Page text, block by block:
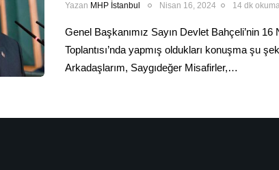
Yazan MHP İstanbul Nisan 16, 2024 14 dk
Genel Başkanımız Sayın Devlet Bahçeli’nin
Toplantısı’nda yapmış oldukları konuşma şu
Arkadaşlarım, Saygıdeğer Misafirler,…